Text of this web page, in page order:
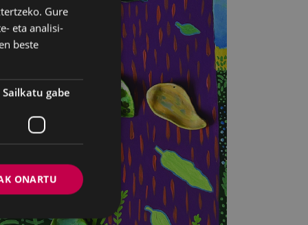
BASQUE
SPANISH
Gure
eta analisi-
beste
Sailkatu gabe
ONARTU